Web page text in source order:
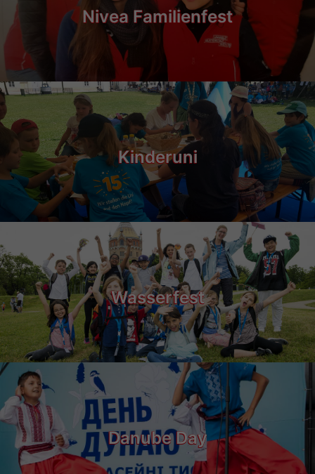
Nivea Familienfest
Kinderuni
Wasserfest
Danube Day